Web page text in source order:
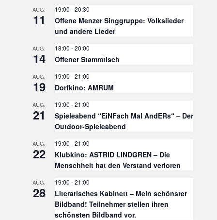
AUG.
11
19:00 -20:30
Offene Menzer Singgruppe: Volkslieder
und andere Lieder
AUG.
14
18:00 -20:00
Offener Stammtisch
AUG.
19
19:00 -21:00
Dorfkino: AMRUM
AUG.
21
19:00 -21:00
Spieleabend “EiNFach Mal AndERs“ – Der
Outdoor-Spieleabend
AUG.
22
19:00 -21:00
Klubkino: ASTRID LINDGREN – Die
Menschheit hat den Verstand verloren
AUG.
28
19:00 -21:00
Literarisches Kabinett – Mein schönster
Bildband! Teilnehmer stellen ihren
schönsten Bildband vor.